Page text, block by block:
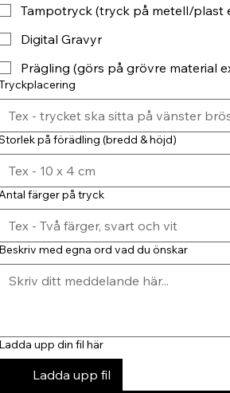
Tampotryck (tryck på metell/plast
Digital Gravyr
Prägling (görs på grövre material
på förädling (bredd & höjd)
färger på tryck
med egna ord vad du önskar
upp din fil här
Ladda upp fil